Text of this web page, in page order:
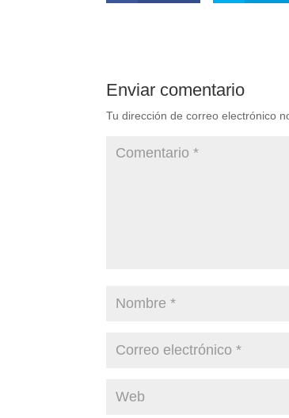
Enviar comentario
Tu dirección de correo electrónico